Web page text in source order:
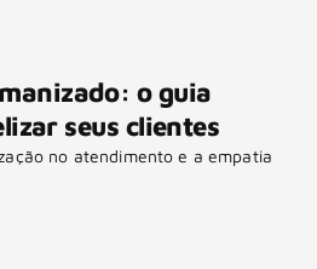
o guia
seus clientes
no atendimento e a empatia